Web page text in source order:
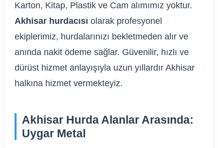
Karton, Kitap, Plastik ve Cam alımımız yoktur.
Akhisar hurdacısı olarak profesyonel
ekiplerimiz, hurdalarınızı bekletmeden alır ve
anında nakit ödeme sağlar. Güvenilir, hızlı ve
dürüst hizmet anlayışıyla uzun yıllardır Akhisar
halkına hizmet vermekteyiz.
Akhisar Hurda Alanlar Arasında:
Uygar Metal